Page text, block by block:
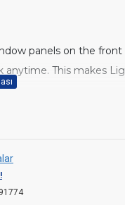
panels on the front
This makes
big show. Nothing
from all angles.